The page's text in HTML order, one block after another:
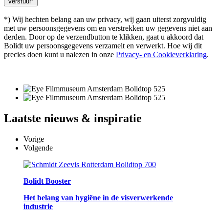
*) Wij hechten belang aan uw privacy, wij gaan uiterst zorgvuldig
met uw persoonsgegevens om en verstrekken uw gegevens niet aan
derden. Door op de verzendbutton te klikken, gaat u akkoord dat
Bolidt uw persoonsgegevens verzamelt en verwerkt. Hoe wij dit
precies doen kunt u nalezen in onze Privacy- en Cookieverklaring.
Laatste nieuws & inspiratie
Vorige
Volgende
Bolidt Booster
Het belang van hygiëne in de visverwerkende
industrie